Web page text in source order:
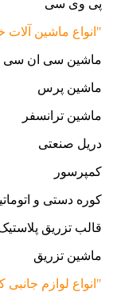
پی وی سی
"انواع ماشین آلات
ماشین سی ان سی
ماشین پرس
ماشین ترانسفر
دریل صنعتی
کمپرسور
کوره دستی و
قالب تزریق
ماشین تزریق
"انواع لوازم جانبی